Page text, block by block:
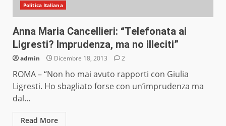
Politica Italiana
Anna Maria Cancellieri: “Telefonata ai
Ligresti? Imprudenza, ma no illeciti”
admin Dicembre 18, 2013 2
ROMA – “Non ho mai avuto rapporti con Giulia
Ligresti. Ho sbagliato forse con un’imprudenza ma
dal...
Read More